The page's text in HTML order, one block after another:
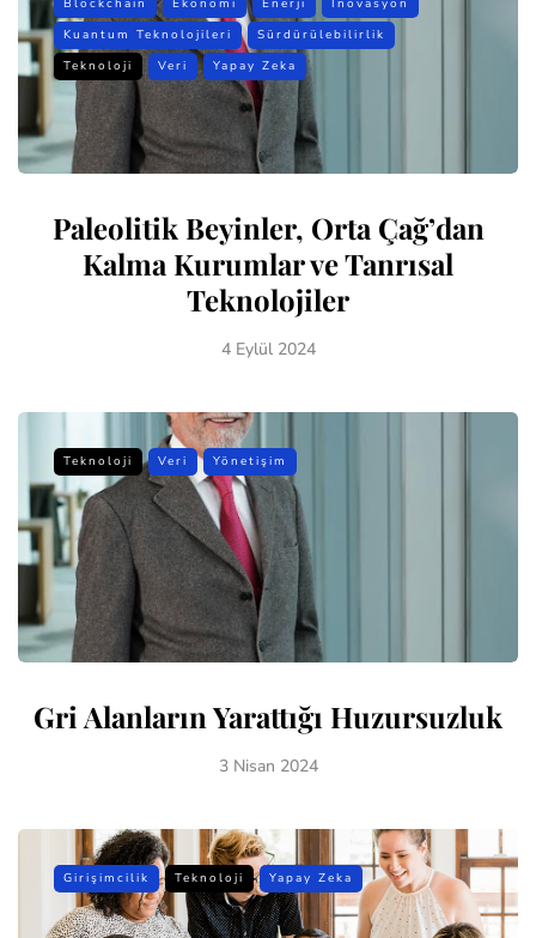
Kuantum Teknolojileri
Sürdürülebilirlik
Teknoloji
Veri Yapay Zeka
Paleolitik Beyinler, Orta Çağ’dan
Kalma Kurumlar ve Tanrısal
Teknolojiler
4 Eylül 2024
Teknoloji Veri Yönetişim
Gri Alanların Yarattığı Huzursuzluk
3 Nisan 2024
Girişimcilik Teknoloji Yapay Zeka